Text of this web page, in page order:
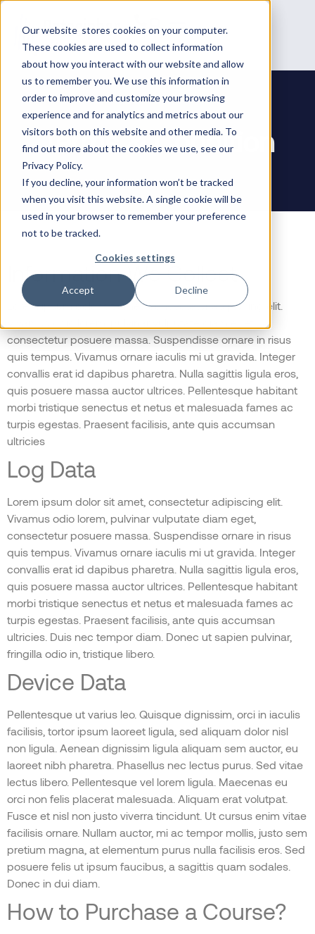
Our website stores cookies on your computer.
These cookies are used to collect information
about how you interact with our website and allow
us to remember you. We use this information in
order to improve and customize your browsing
experience and for analytics and metrics about our
visitors both on this website and other media. To
find out more about the cookies we use, see our
Privacy Policy.
If you decline, your information won’t be tracked
when you visit this website. A single cookie will be
used in your browser to remember your preference
not to be tracked.
Cookies settings
Accept Decline
Terms & Condition
Information We Collect
Lorem ipsum dolor sit amet, consectetur adipiscing elit.
consectetur posuere massa. Suspendisse ornare in risus
quis tempus. Vivamus ornare iaculis mi ut gravida. Integer
convallis erat id dapibus pharetra. Nulla sagittis ligula eros,
quis posuere massa auctor ultrices. Pellentesque habitant
morbi tristique senectus et netus et malesuada fames ac
turpis egestas. Praesent facilisis, ante quis accumsan
ultricies
Log Data
Lorem ipsum dolor sit amet, consectetur adipiscing elit.
Vivamus odio lorem, pulvinar vulputate diam eget,
consectetur posuere massa. Suspendisse ornare in risus
quis tempus. Vivamus ornare iaculis mi ut gravida. Integer
convallis erat id dapibus pharetra. Nulla sagittis ligula eros,
quis posuere massa auctor ultrices. Pellentesque habitant
morbi tristique senectus et netus et malesuada fames ac
turpis egestas. Praesent facilisis, ante quis accumsan
ultricies. Duis nec tempor diam. Donec ut sapien pulvinar,
fringilla odio in, tristique libero.
Device Data
Pellentesque ut varius leo. Quisque dignissim, orci in iaculis
facilisis, tortor ipsum laoreet ligula, sed aliquam dolor nisl
non ligula. Aenean dignissim ligula aliquam sem auctor, eu
laoreet nibh pharetra. Phasellus nec lectus purus. Sed vitae
lectus libero. Pellentesque vel lorem ligula. Maecenas eu
orci non felis placerat malesuada. Aliquam erat volutpat.
Fusce et nisl non justo viverra tincidunt. Ut cursus enim vitae
facilisis ornare. Nullam auctor, mi ac tempor mollis, justo sem
pretium magna, at elementum purus nulla facilisis eros. Sed
posuere felis ut ipsum faucibus, a sagittis quam sodales.
Donec in dui diam.
How to Purchase a Course?